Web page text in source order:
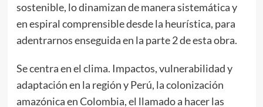
sostenible, lo dinamizan de manera sistemática y
en espiral comprensible desde la heurística, para
adentrarnos enseguida en la parte 2 de esta obra.
Se centra en el clima. Impactos, vulnerabilidad y
adaptación en la región y Perú, la colonización
amazónica en Colombia, el llamado a hacer las